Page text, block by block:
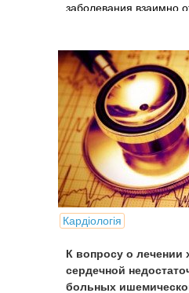
заболевания взаимно
Кардіологія
К вопросу о лечении
сердечной
больных